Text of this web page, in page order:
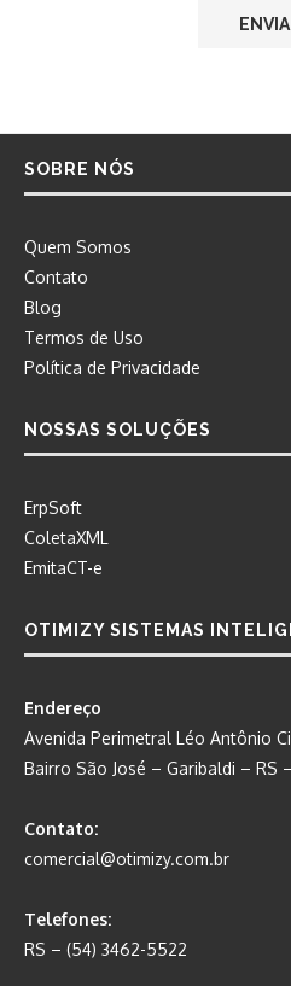
SOBRE NÓS
Quem Somos
Contato
Blog
Termos de Uso
Política de Privacidade
NOSSAS SOLUÇÕES
ErpSoft
ColetaXML
EmitaCT-e
OTIMIZY SISTEMAS
Endereço
Avenida Perimetral Léo Antônio
Bairro São José – Garibaldi – RS
Contato:
comercial@otimizy.com.br
Telefones:
RS – (54) 3462-5522